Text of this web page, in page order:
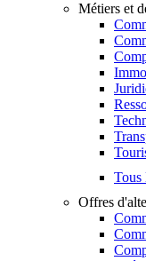
Métiers et
Tous
Offres